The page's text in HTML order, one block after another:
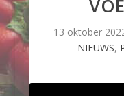
13 oktober
NIEUWS,